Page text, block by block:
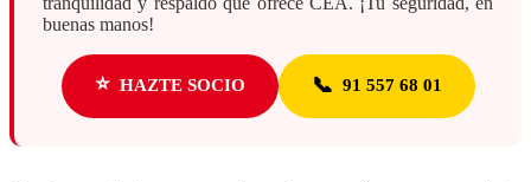
buenas manos!
⭐ HAZTE SOCIO 📞 91 557 68 01